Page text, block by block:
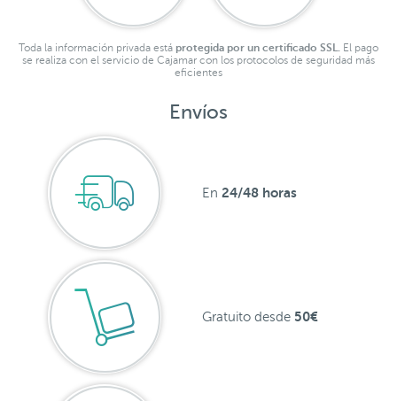
Toda la información privada está protegida por un certificado SSL. El pago
se realiza con el servicio de Cajamar con los protocolos de seguridad más
eficientes
Envíos
En 24/48 horas
Gratuito desde 50€